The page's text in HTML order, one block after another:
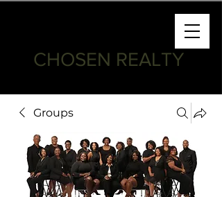
CHOSEN REALTY
Groups